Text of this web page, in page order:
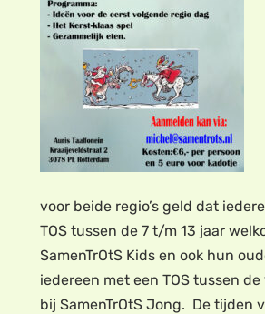
voor beide regio’s geld dat
TOS tussen de 7 t/m 13 jaar
SamenTrOtS Kids en ook hun
iedereen met een TOS tussen de
bij SamenTrOtS Jong. De tijden